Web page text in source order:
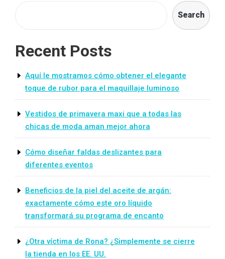
Search
Recent Posts
Aquí le mostramos cómo obtener el elegante
toque de rubor para el maquillaje luminoso
Vestidos de primavera maxi que a todas las
chicas de moda aman mejor ahora
Cómo diseñar faldas deslizantes para
diferentes eventos
Beneficios de la piel del aceite de argán:
exactamente cómo este oro líquido
transformará su programa de encanto
¿Otra víctima de Rona? ¿Simplemente se cierre
la tienda en los EE. UU.